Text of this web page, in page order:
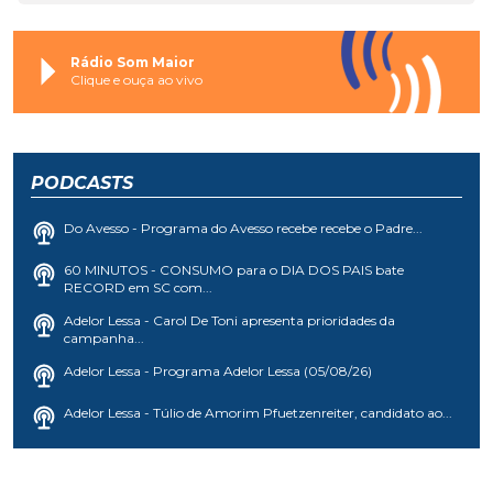
Rádio Som Maior
Clique e ouça ao vivo
PODCASTS
Do Avesso - Programa do Avesso recebe recebe o Padre...
60 MINUTOS - CONSUMO para o DIA DOS PAIS bate
RECORD em SC com...
Adelor Lessa - Carol De Toni apresenta prioridades da
campanha...
Adelor Lessa - Programa Adelor Lessa (05/08/26)
Adelor Lessa - Túlio de Amorim Pfuetzenreiter, candidato ao...